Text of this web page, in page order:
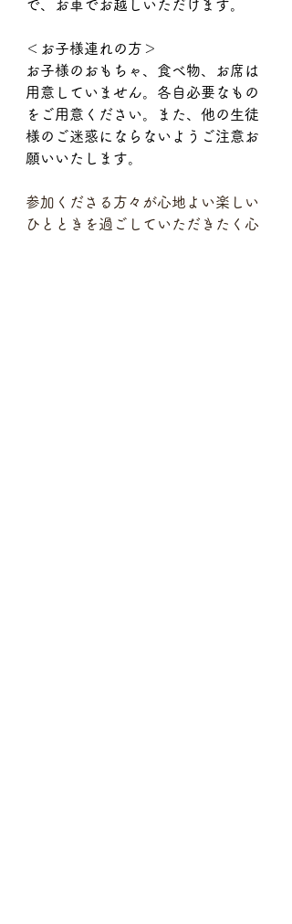
で、お車でお越しいただけます。
＜お子様連れの方＞
お子様のおもちゃ、食べ物、お席は
用意していません。各自必要なもの
をご用意ください。また、他の生徒
様のご迷惑にならないようご注意お
願いいたします。
参加くださる方々が心地よい楽しい
ひとときを過ごしていただきたく心